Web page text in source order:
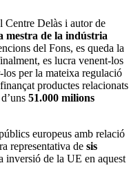
Centre Delàs i autor de
mestra de la indústria
del Fons, es queda la
es lucra venent-los
los per la mateixa regulació
productes relacionats
51.000 milions
europeus amb relació
representativa de sis
inversió de la UE en aquest